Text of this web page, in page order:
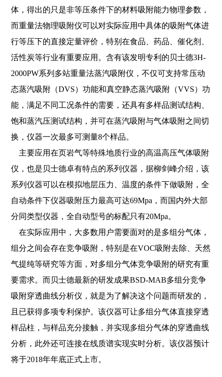
体，得出的只是非等压条件下的材料吸附能力物理参数，
而重量法物理吸附仪可以对实际应用中具体的吸附气体进
行等压下的直接定量评价，特别在食品、药品、催化剂、
活性炭等行业有重要应用。含有该发明专利的贝士德3H-
2000PW系列多站重量法蒸汽吸附仪，不仅可支持常压动
态蒸汽吸附（DVS）功能和真空静态蒸汽吸附（VVS）功
能，满足不同工况条件的需要，还具有多样品测试结构、
饱和蒸汽压测试结构，并可在蒸汽吸附与气体吸附之间切
换，仪器一次最多可测量8个样品。
主要应用在页岩气等特殊地质行业的高温高压气体吸附
仪，也是贝士德卓有特点的系列仪器，据柳剑峰介绍，该
系列仪器可以在模拟地层压力、温度的条件下做吸附，全
自动条件下仪器吸附压力最高可达69Mpa，而国内外大部
分同类型仪器，全自动型号的标配只有20Mpa。
在实际应用中，大多数用户需要面对的是多组分气体，
组分之间会存在竞争吸附，特别是在VOC吸附去除、天然
气提纯等研究等方面，对多组分气体竞争吸附的研究有重
要需求。而贝士德最新的研发成果BSD-MAB多组分竞争
吸附穿透曲线分析仪，就是为了解决这个问题而研发的，
且已获得多项专利保护。该仪器可让多组分气体直接穿透
样品柱，与样品充分接触，并实现多组分气体的穿透曲线
分析，此外还可连接在线质谱实现实时分析。该仪器预计
将于2018年年底正式上市。